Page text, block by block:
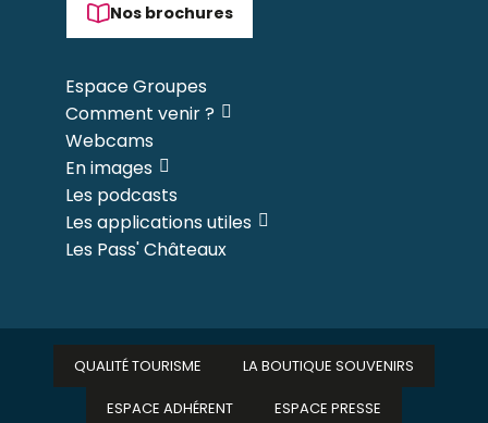
Nos brochures
Espace Groupes
Comment venir ?
Webcams
En images
Les podcasts
Les applications utiles
Les Pass' Châteaux
QUALITÉ TOURISME LA BOUTIQUE SOUVENIRS
ESPACE ADHÉRENT ESPACE PRESSE